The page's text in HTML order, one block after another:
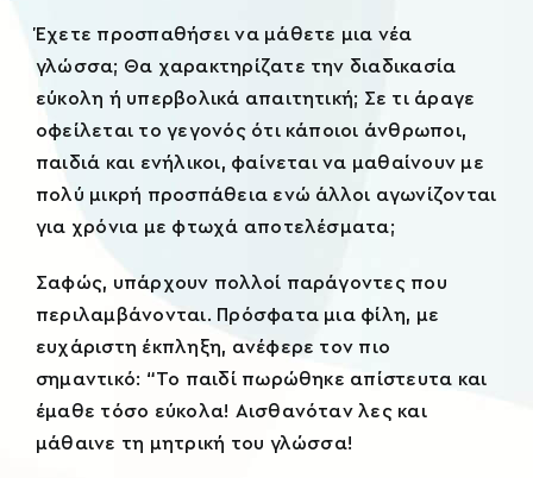
Xplore
reTREATS
eShop
Έχετε προσπαθήσει να μάθετε μια νέα
γλώσσα; Θα χαρακτηρίζατε την διαδικασία
εύκολη ή υπερβολικά απαιτητική; Σε τι άραγε
οφείλεται το γεγονός ότι κάποιοι άνθρωποι,
παιδιά και ενήλικοι, φαίνεται να μαθαίνουν με
πολύ μικρή προσπάθεια ενώ άλλοι αγωνίζονται
για χρόνια με φτωχά αποτελέσματα;
Σαφώς, υπάρχουν πολλοί παράγοντες που
περιλαμβάνονται. Πρόσφατα μια φίλη, με
ευχάριστη έκπληξη, ανέφερε τον πιο
σημαντικό: “Το παιδί πωρώθηκε απίστευτα και
έμαθε τόσο εύκολα! Αισθανόταν λες και
μάθαινε τη μητρική του γλώσσα!